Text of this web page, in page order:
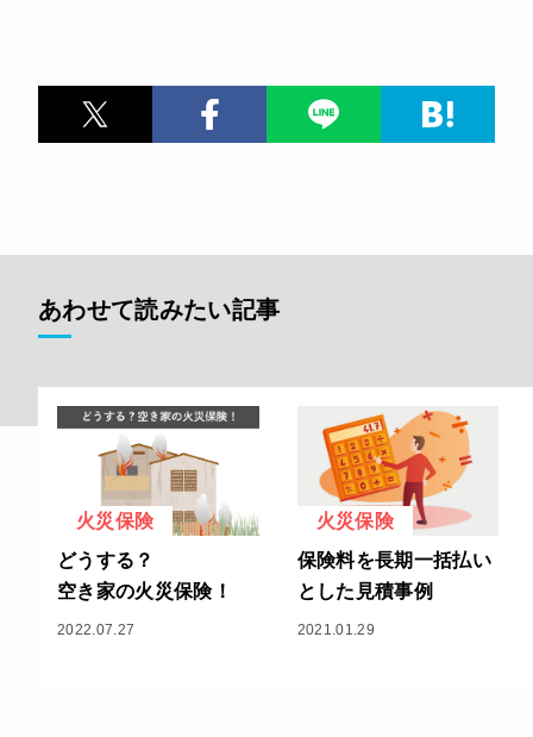
あわせて読みたい記事
火災保険
どうする？
空き家の火災保険！
2022.07.27
火災保険
保険料を長期一括払い
とした見積事例
2021.01.29